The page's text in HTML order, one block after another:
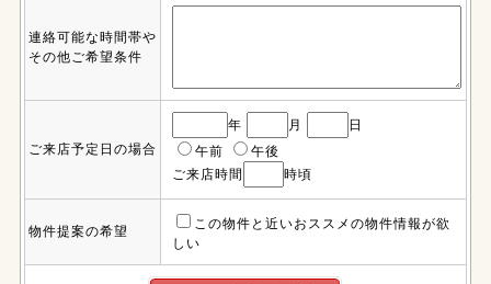
連絡可能な時間帯や
その他ご希望条件
ご来店予定日の場合
年 月
日
午前
午後
ご来店時間
時頃
物件提案の希望
この物件と近いおススメの物件情報が欲
しい